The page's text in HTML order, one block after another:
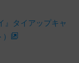
』タイアップキャ